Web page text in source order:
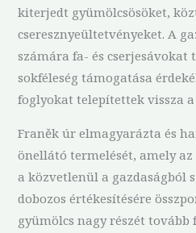
kiterjedt gyümölcsösöket,
cseresznyeültetvényeket. A
számára fa- és
sokféleség támogatása
foglyokat telepítettek vissza
Franěk úr elmagyarázta és
önellátó termelését, amely
a közvetlenül a gazdaságból
dobozos értékesítésére
gyümölcs nagy részét tovább